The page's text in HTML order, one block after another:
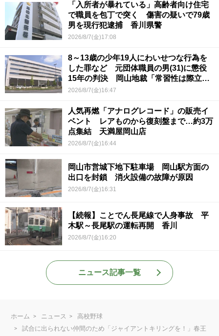
「入所者が暴れている」高齢者向け住宅
で職員を包丁で突く 傷害の疑いで79歳
男を現行犯逮捕 香川県警
2026/8/7(金)17:08
8～13歳の少年19人にわいせつな行為を
した罪など 元団体職員の男(31)に懲役
15年の判決 岡山地裁「常習性は際立っ
ていて被害結果も非常に重い」
2026/8/7(金)16:47
人気再燃「アナログレコード」の販売イ
ベント レアものから復刻盤まで…約3万
点集結 天満屋岡山店
2026/8/7(金)16:44
岡山市営城下地下駐車場 岡山駅方面の
出口を封鎖 消火設備の故障が原因
2026/8/7(金)16:31
【続報】ことでん長尾線で人身事故 平
木駅～長尾駅の運転再開 香川
2026/8/7(金)16:20
ニュース記事一覧
ホーム ニュース
高校野球
試合に出られない仲間のため「ジャイアントキリングを！」春王